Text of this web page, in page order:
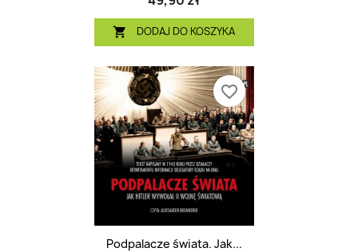
 DODAJ DO KOSZYKA
Podpalacze świata. Jak...
favorite_border